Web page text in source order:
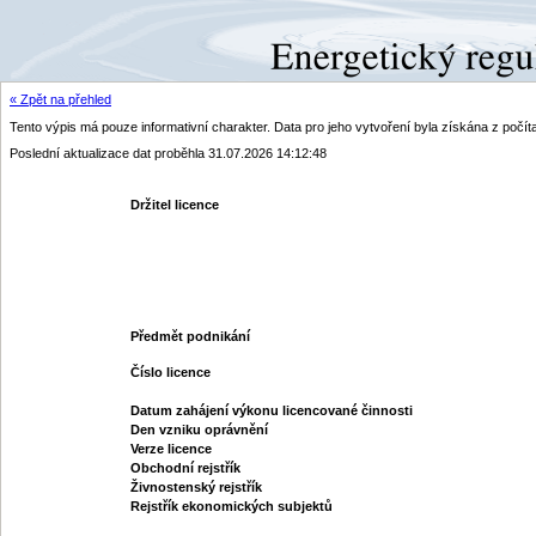
« Zpět na přehled
Tento výpis má pouze informativní charakter. Data pro jeho vytvoření byla získána z
Poslední aktualizace dat proběhla 31.07.2026 14:12:48
Držitel licence
Předmět podnikání
Číslo licence
Datum zahájení výkonu licencované činnosti
Den vzniku oprávnění
Verze licence
Obchodní rejstřík
Živnostenský rejstřík
Rejstřík ekonomických subjektů